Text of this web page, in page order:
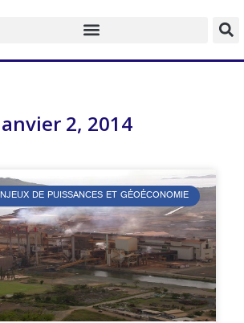
2, 2014
DE PUISSANCES ET GÉOÉCONOMIE